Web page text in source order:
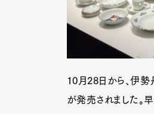
10月28日から、伊
が発売されました。